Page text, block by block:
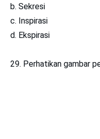
b. Sekresi
c. Inspirasi
d. Ekspirasi
29. Perhatikan gambar